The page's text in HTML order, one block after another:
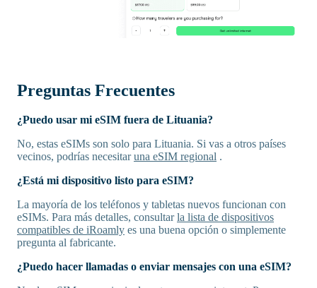
Preguntas Frecuentes
¿Puedo usar mi eSIM fuera de Lituania?
No, estas eSIMs son solo para Lituania. Si vas a otros países
vecinos, podrías necesitaruna eSIM regional .
¿Está mi dispositivo listo para eSIM?
La mayoría de los teléfonos y tabletas nuevos funcionan con
eSIMs. Para más detalles, consultarla lista de dispositivos
compatibles de iRoamly es una buena opción o simplemente
pregunta al fabricante.
¿Puedo hacer llamadas o enviar mensajes con una eSIM?